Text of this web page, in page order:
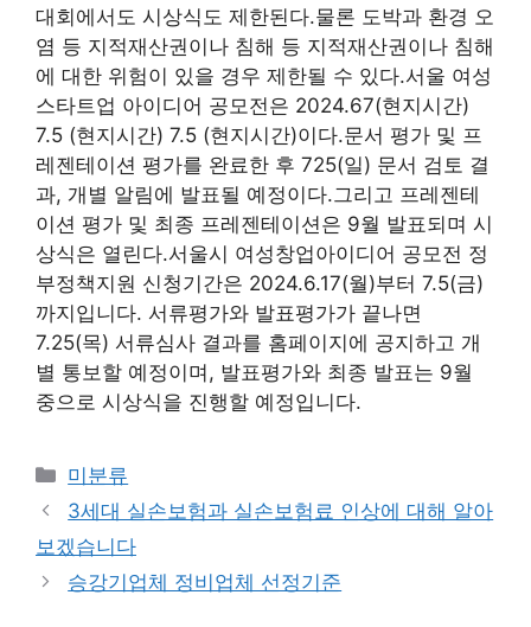
대회에서도 시상식도 제한된다.물론 도박과 환경 오
염 등 지적재산권이나 침해 등 지적재산권이나 침해
에 대한 위험이 있을 경우 제한될 수 있다.서울 여성
스타트업 아이디어 공모전은 2024.67(현지시간)
7.5 (현지시간) 7.5 (현지시간)이다.문서 평가 및 프
레젠테이션 평가를 완료한 후 725(일) 문서 검토 결
과, 개별 알림에 발표될 예정이다.그리고 프레젠테
이션 평가 및 최종 프레젠테이션은 9월 발표되며 시
상식은 열린다.서울시 여성창업아이디어 공모전 정
부정책지원 신청기간은 2024.6.17(월)부터 7.5(금)
까지입니다. 서류평가와 발표평가가 끝나면
7.25(목) 서류심사 결과를 홈페이지에 공지하고 개
별 통보할 예정이며, 발표평가와 최종 발표는 9월
중으로 시상식을 진행할 예정입니다.
Categories
미분류
3세대 실손보험과 실손보험료 인상에 대해 알아
보겠습니다
승강기업체 정비업체 선정기준